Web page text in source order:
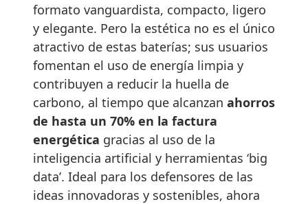
formato vanguardista, compacto, ligero
y elegante. Pero la estética no es el único
atractivo de estas baterías; sus usuarios
fomentan el uso de energía limpia y
contribuyen a reducir la huella de
carbono, al tiempo que alcanzan ahorros
de hasta un 70% en la factura
energética gracias al uso de la
inteligencia artificial y herramientas ‘big
data’. Ideal para los defensores de las
ideas innovadoras y sostenibles, ahora